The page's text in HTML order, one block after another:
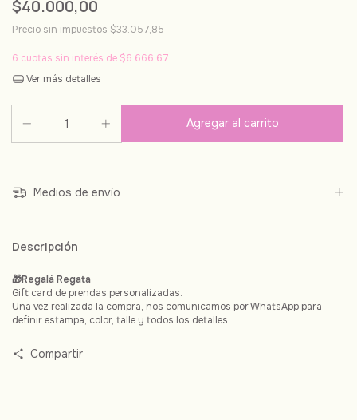
$40.000,00
Precio sin impuestos $33.057,85
6 cuotas sin interés de $6.666,67
Ver más detalles
Medios de envío
Descripción
🎁Regalá Regata
Gift card de prendas personalizadas.
Una vez realizada la compra, nos comunicamos por WhatsApp para
definir estampa, color, talle y todos los detalles.
Compartir